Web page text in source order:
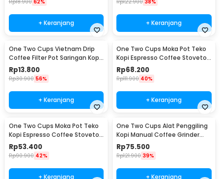
Rp18.900 62%
+ Keranjang
Rp122.900 38%
+ Keranjang
One Two Cups Vietnam Drip
Coffee Filter Pot Saringan Kopi
180ml 8Q - LC1
Rp13.800
Rp30.900 56%
+ Keranjang
One Two Cups Moka Pot Teko
Kopi Espresso Coffee Stovetop
4 Cup 200ml - Z20
Rp68.200
Rp111.900 40%
+ Keranjang
One Two Cups Moka Pot Teko
Kopi Espresso Coffee Stovetop
2 Cup 100ml - Z20
Rp53.400
Rp90.900 42%
+ Keranjang
One Two Cups Alat Penggiling
Kopi Manual Coffee Grinder
Wood - 16290
Rp75.500
Rp121.900 39%
+ Keranjang